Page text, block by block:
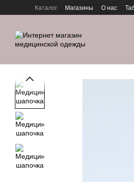
Перейти к основному контенту
Каталог Магазины О нас